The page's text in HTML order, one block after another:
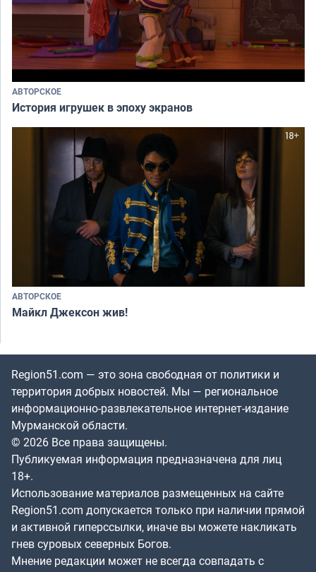
АВТОРСКОЕ
История игрушек в эпоху экранов
АВТОРСКОЕ
Майкл Джексон жив!
Region51.com — это зона свободная от политики и
территория добрых новостей. Мы — региональное
информационно-развлекательное интернет-издание
Мурманской области.
© 2026 Все права защищены.
Публикуемая информация предназначена для лиц
18+.
Использование материалов размещенных на сайте
Region51.com допускается только при наличии прямой
и активной гиперссылки, иначе вы можете накликать
гнев суровых северных Богов.
Мнение редакции может не всегда совпадать с